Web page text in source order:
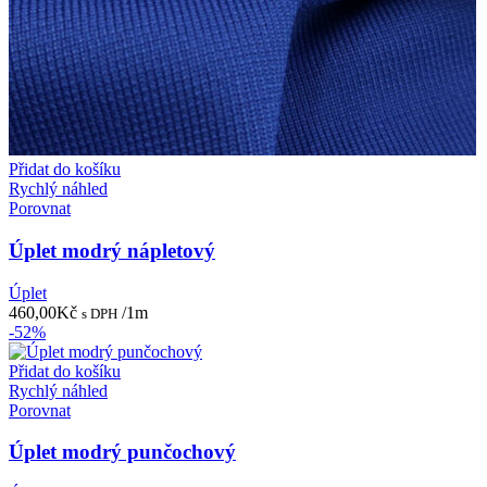
Přidat do košíku
Rychlý náhled
Porovnat
Úplet modrý nápletový
Úplet
460,00Kč s DPH /1m
-52%
Přidat do košíku
Rychlý náhled
Porovnat
Úplet modrý punčochový